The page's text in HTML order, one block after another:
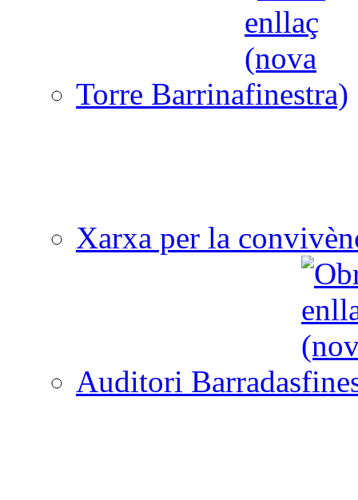
Torre Barrina
Xarxa per la
Auditori Barradas